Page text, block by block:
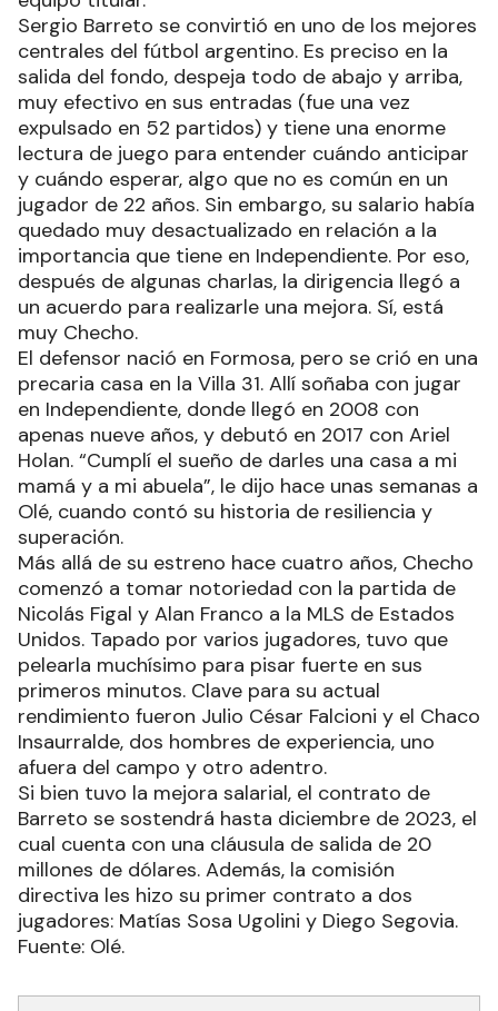
Sergio Barreto se convirtió en uno de los mejores
centrales del fútbol argentino. Es preciso en la
salida del fondo, despeja todo de abajo y arriba,
muy efectivo en sus entradas (fue una vez
expulsado en 52 partidos) y tiene una enorme
lectura de juego para entender cuándo anticipar
y cuándo esperar, algo que no es común en un
jugador de 22 años. Sin embargo, su salario había
quedado muy desactualizado en relación a la
importancia que tiene en Independiente. Por eso,
después de algunas charlas, la dirigencia llegó a
un acuerdo para realizarle una mejora. Sí, está
muy Checho.
El defensor nació en Formosa, pero se crió en una
precaria casa en la Villa 31. Allí soñaba con jugar
en Independiente, donde llegó en 2008 con
apenas nueve años, y debutó en 2017 con Ariel
Holan. “Cumplí el sueño de darles una casa a mi
mamá y a mi abuela”, le dijo hace unas semanas a
Olé, cuando contó su historia de resiliencia y
superación.
Más allá de su estreno hace cuatro años, Checho
comenzó a tomar notoriedad con la partida de
Nicolás Figal y Alan Franco a la MLS de Estados
Unidos. Tapado por varios jugadores, tuvo que
pelearla muchísimo para pisar fuerte en sus
primeros minutos. Clave para su actual
rendimiento fueron Julio César Falcioni y el Chaco
Insaurralde, dos hombres de experiencia, uno
afuera del campo y otro adentro.
Si bien tuvo la mejora salarial, el contrato de
Barreto se sostendrá hasta diciembre de 2023, el
cual cuenta con una cláusula de salida de 20
millones de dólares. Además, la comisión
directiva les hizo su primer contrato a dos
jugadores: Matías Sosa Ugolini y Diego Segovia.
Fuente: Olé.